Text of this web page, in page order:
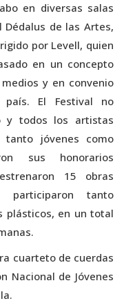
en diversas salas
Dédalus de las Artes,
por Levell, quien
en un concepto
y en convenio
país. El Festival no
y todos los artistas
tanto jóvenes como
sus honorarios
15 obras
participaron tanto
plásticos, en un total
cuarteto de cuerdas
Nacional de Jóvenes